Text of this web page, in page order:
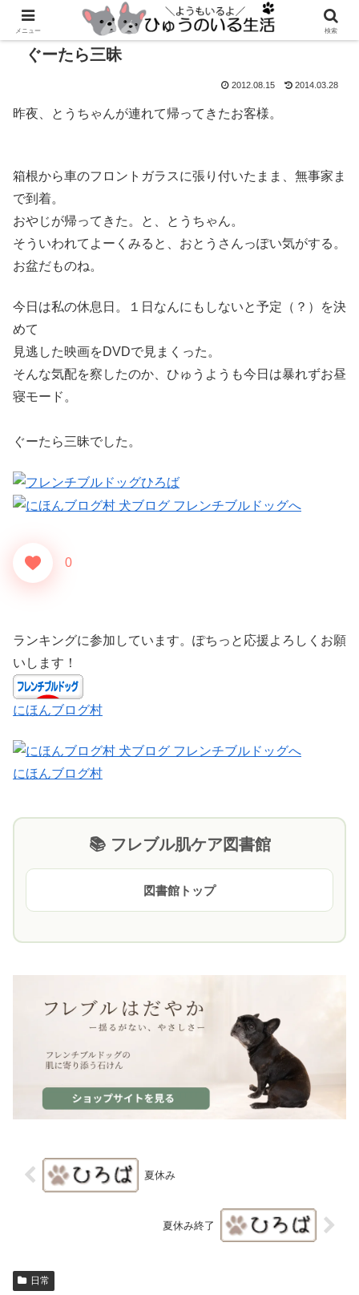
ぐーたら三昧
2012.08.15 2014.03.28
昨夜、とうちゃんが連れて帰ってきたお客様。
箱根から車のフロントガラスに張り付いたまま、無事家ま
で到着。
おやじが帰ってきた。と、とうちゃん。
そういわれてよーくみると、おとうさんっぽい気がする。
お盆だものね。
今日は私の休息日。１日なんにもしないと予定（？）を決
めて
見逃した映画をDVDで見まくった。
そんな気配を察したのか、ひゅうようも今日は暴れずお昼
寝モード。
ぐーたら三昧でした。
0
ランキングに参加しています。ぽちっと応援よろしくお願
いします！
にほんブログ村
にほんブログ村
📚 フレブル肌ケア図書館
図書館トップ
夏休み
夏休み終了
日常
メニュー 検索